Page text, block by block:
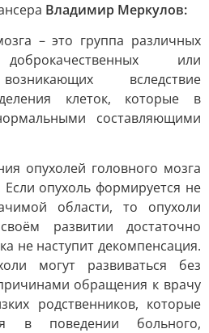
Владимир Меркулов:
– это группа различных
или
вследствие
клеток, которые в
составляющими
опухолей головного мозга
опухоль формируется не
области, то опухоли
развитии достаточно
не наступит декомпенсация.
могут развиваться без
обращения к врачу
родственников, которые
в поведении больного,